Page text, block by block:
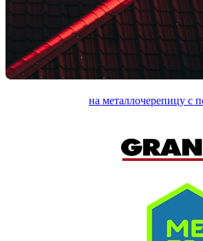
на металлочерепицу с